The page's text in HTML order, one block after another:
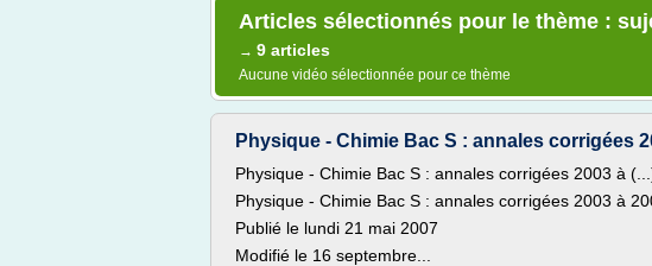
Articles sélectionnés pour le thème :
→ 9 articles
Aucune vidéo sélectionnée pour ce thème
Physique - Chimie Bac S : annales corrigées
Physique - Chimie Bac S : annales corrigées 2003 à
Physique - Chimie Bac S : annales corrigées 2003 à
Publié le lundi 21 mai 2007
Modifié le 16 septembre...